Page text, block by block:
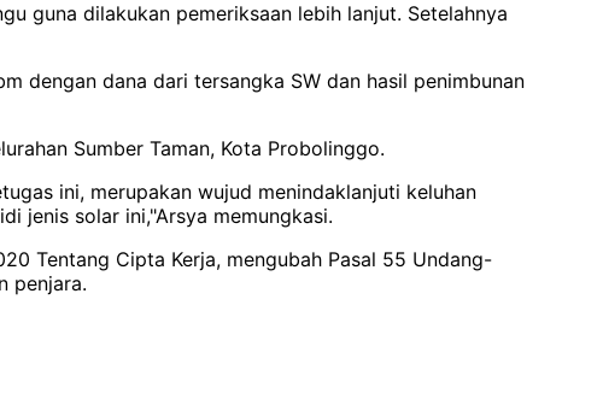
guna dilakukan pemeriksaan lebih lanjut. Setelahnya
dengan dana dari tersangka SW dan hasil penimbunan
Sumber Taman, Kota Probolinggo.
ini, merupakan wujud menindaklanjuti keluhan
jenis solar ini,"Arsya memungkasi.
Tentang Cipta Kerja, mengubah Pasal 55 Undang-
penjara.